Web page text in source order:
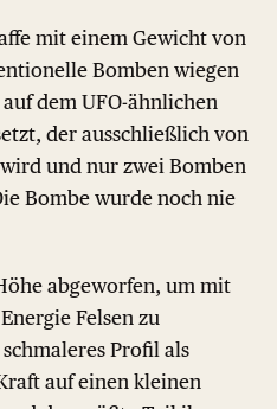
mit einem Gewicht von
Bomben wiegen
dem UFO-ähnlichen
der ausschließlich von
und nur zwei Bomben
Bombe wurde noch nie
abgeworfen, um mit
Felsen zu
Profil als
auf einen kleinen